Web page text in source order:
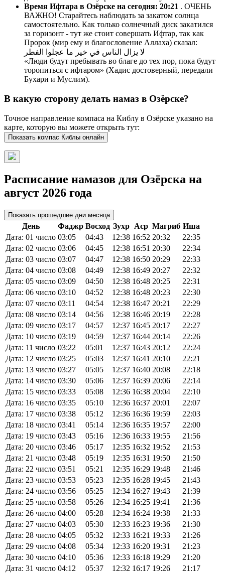
Время Ифтара в Озёрске на сегодня: 20:21 . ОЧЕНЬ
ВАЖНО! Старайтесь наблюдать за закатом солнца
самостоятельно. Как только солнечный диск закатился
за горизонт - тут же стоит совершать Ифтар, так как
Пророк (мир ему и благословение Аллаха) сказал:
لا يزال الناس في خير ما عجلوا الفطر
«Люди будут пребывать во благе до тех пор, пока будут
торопиться с ифтаром» (Хадис достоверный, передали
Бухари и Муслим).
В какую сторону делать намаз в Озёрске?
Точное направление компаса на Киблу в Озёрске указано на
карте, которую вы можете открыть тут:
Показать компас Киблы онлайн
Расписание намазов для Озёрска на
август 2026 года
Показать прошедшие дни месяца
День Фаджр Восход Зухр Аср Магриб Иша
Дата: 01 число 03:05 04:43 12:38 16:52 20:32
22:35
Дата: 02 число 03:06 04:45 12:38 16:51 20:30
22:34
Дата: 03 число 03:07 04:47 12:38 16:50 20:29
22:33
Дата: 04 число 03:08 04:49 12:38 16:49 20:27
22:32
Дата: 05 число 03:09 04:50 12:38 16:48 20:25
22:31
Дата: 06 число 03:10 04:52 12:38 16:48 20:23
22:30
Дата: 07 число 03:11 04:54 12:38 16:47 20:21
22:29
Дата: 08 число 03:14 04:56 12:38 16:46 20:19
22:28
Дата: 09 число 03:17 04:57 12:37 16:45 20:17
22:27
Дата: 10 число 03:19 04:59 12:37 16:44 20:14
22:26
Дата: 11 число 03:22 05:01 12:37 16:43 20:12
22:24
Дата: 12 число 03:25 05:03 12:37 16:41 20:10
22:21
Дата: 13 число 03:27 05:05 12:37 16:40 20:08
22:18
Дата: 14 число 03:30 05:06 12:37 16:39 20:06
22:14
Дата: 15 число 03:33 05:08 12:36 16:38 20:04
22:10
Дата: 16 число 03:35 05:10 12:36 16:37 20:01
22:07
Дата: 17 число 03:38 05:12 12:36 16:36 19:59
22:03
Дата: 18 число 03:41 05:14 12:36 16:35 19:57
22:00
Дата: 19 число 03:43 05:16 12:36 16:33 19:55
21:56
Дата: 20 число 03:46 05:17 12:35 16:32 19:52
21:53
Дата: 21 число 03:48 05:19 12:35 16:31 19:50
21:50
Дата: 22 число 03:51 05:21 12:35 16:29 19:48
21:46
Дата: 23 число 03:53 05:23 12:35 16:28 19:45
21:43
Дата: 24 число 03:56 05:25 12:34 16:27 19:43
21:39
Дата: 25 число 03:58 05:26 12:34 16:25 19:41
21:36
Дата: 26 число 04:00 05:28 12:34 16:24 19:38
21:33
Дата: 27 число 04:03 05:30 12:33 16:23 19:36
21:30
Дата: 28 число 04:05 05:32 12:33 16:21 19:33
21:26
Дата: 29 число 04:08 05:34 12:33 16:20 19:31
21:23
Дата: 30 число 04:10 05:36 12:33 16:18 19:29
21:20
Дата: 31 число 04:12 05:37 12:32 16:17 19:26
21:17